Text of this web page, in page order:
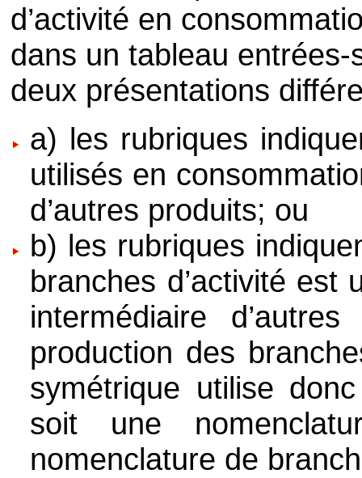
d’activité en
dans un tableau
deux présentations
a) les rubriques
utilisés en
d’autres produits; ou
b) les rubriques
branches d’activité est
intermédiaire
production des
symétrique utilise
soit une
nomenclature de